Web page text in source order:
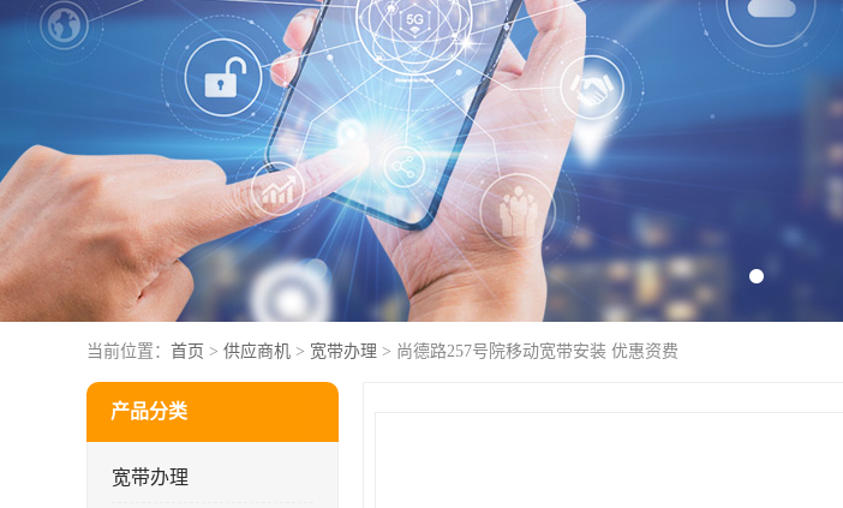
当前位置： 首页 > 供应商机 > 宽带办理 > 尚德路257号院移动宽带安装 优惠资费
产品分类
宽带办理